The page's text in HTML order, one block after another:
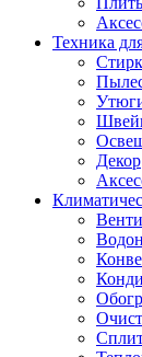
Техника
Декор